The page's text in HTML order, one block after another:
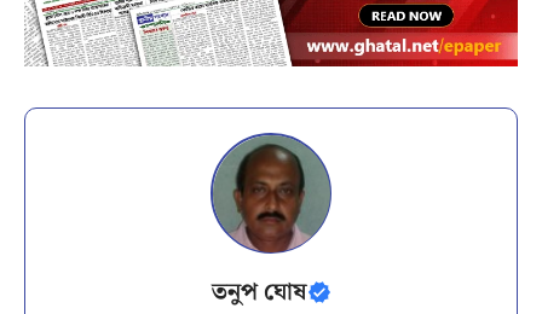
তনুপ ঘোষ